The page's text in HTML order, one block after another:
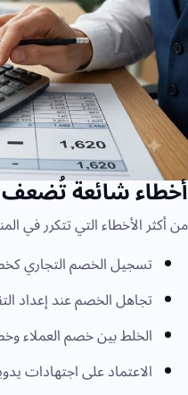
أخطاء شائعة
من أكثر الأخطاء التي تتكرر في
تسجيل الخصم التجاري
تجاهل الخصم عند إعداد
الخلط بين خصم العملاء
الاعتماد على اجتهادات